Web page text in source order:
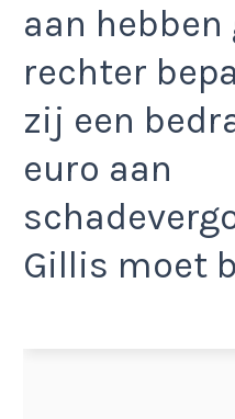
aan hebben
rechter
zij een
euro aan
Gillis moet